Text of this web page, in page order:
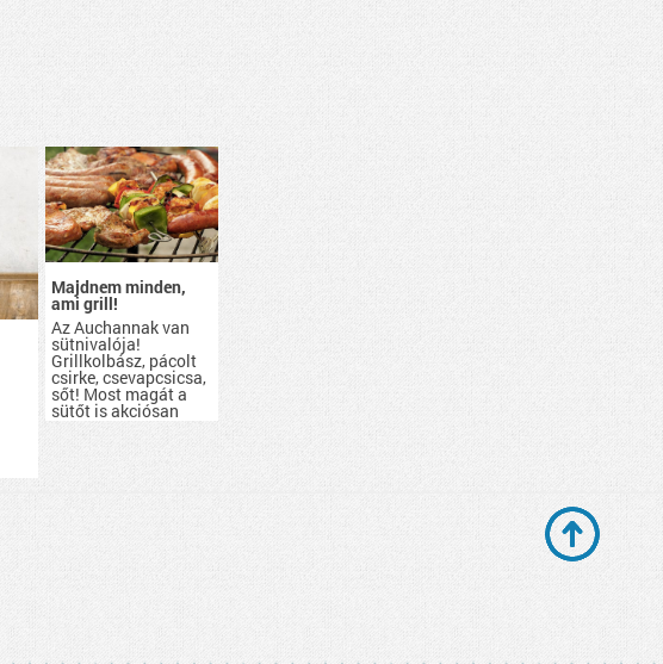
Majdnem minden,
ami grill!
Az Auchannak van
sütnivalója!
Grillkolbász, pácolt
csirke, csevapcsicsa,
sőt! Most magát a
sütőt is akciósan
szerezheted be.